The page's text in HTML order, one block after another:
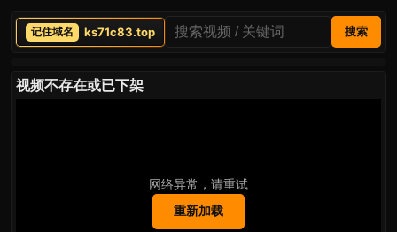
ks71c83.top 搜索
视频不存在或已下架
网络异常，请重试
重新加载